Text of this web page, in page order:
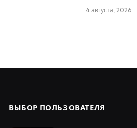
4 августа, 2026
ВЫБОР ПОЛЬЗОВАТЕЛЯ